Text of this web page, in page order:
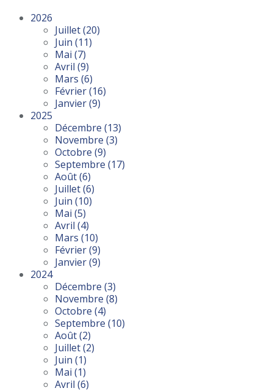
2026
Juillet(20)
Juin (11)
Mai (7)
Avril (9)
Mars (6)
Février(16)
Janvier(9)
2025
Décembre (13)
Novembre (3)
Octobre (9)
Septembre (17)
Août(6)
Juillet(6)
Juin (10)
Mai (5)
Avril (4)
Mars (10)
Février(9)
Janvier(9)
2024
Décembre (3)
Novembre (8)
Octobre (4)
Septembre (10)
Août(2)
Juillet(2)
Juin (1)
Mai (1)
Avril (6)